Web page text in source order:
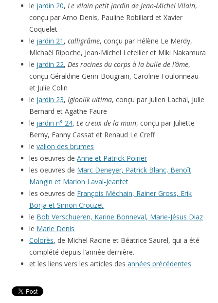
le jardin 20, Le vilain petit jardin de Jean-Michel Vilain,
conçu par Arno Denis, Pauline Robiliard et Xavier
Coquelet
le jardin 21 , calligrâme, conçu par Hélène Le Merdy,
Michaël Ripoche, Jean-Michel Letellier et Miki Nakamura
le jardin 22, Des racines du corps à la bulle de l’âme,
conçu Géraldine Gerin-Bougrain, Caroline Foulonneau
et Julie Colin
le jardin 23, Igloolik ultima, conçu par Julien Lachal, Julie
Bernard et Agathe Faure
le jardin n° 24, Le creux de la main, conçu par Juliette
Berny, Fanny Cassat et Renaud Le Creff
le vallon des brumes
les oeuvres de Anne et Patrick Poirier
les oeuvres de Marc Deneyer, Patrick Blanc, Benoît
Mangin et Marion Laval-Jeantet
les oeuvres de François Méchain, Rainer Gross, Erik
Borja et Simon Crouzet
le Bob Verschueren, Karine Bonneval, Marie-Jésus Diaz
le Marie Denis
Colorès, de Michel Racine et Béatrice Saurel, qui a été
complété depuis l’année dernière.
et les liens vers les articles des années précédentes